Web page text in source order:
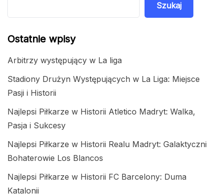
Szukaj
Ostatnie wpisy
Arbitrzy występujący w La liga
Stadiony Drużyn Występujących w La Liga: Miejsce
Pasji i Historii
Najlepsi Piłkarze w Historii Atletico Madryt: Walka,
Pasja i Sukcesy
Najlepsi Piłkarze w Historii Realu Madryt: Galaktyczni
Bohaterowie Los Blancos
Najlepsi Piłkarze w Historii FC Barcelony: Duma
Katalonii